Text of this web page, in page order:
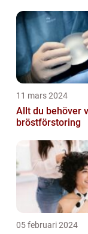
11 mars 2024
Allt du behöver
bröstförstoring
05 februari 2024